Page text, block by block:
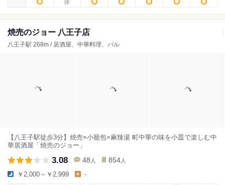
焼売のジョー 八王子店
八王子駅 268m / 居酒屋、中華料理、バル
【八王子駅徒歩3分】焼売×小籠包×麻辣湯 町中華の味を小皿で楽しむ中
華居酒屋「焼売のジョー」
3.08 48 人 854 人
￥2,000～￥2,999 -